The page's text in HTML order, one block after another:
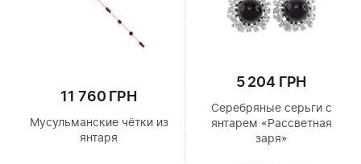
11 760 ГРН
Мусульманские чётки из
янтаря
5 204 ГРН
Серебряные серьги с
янтарем «Рассветная
заря»